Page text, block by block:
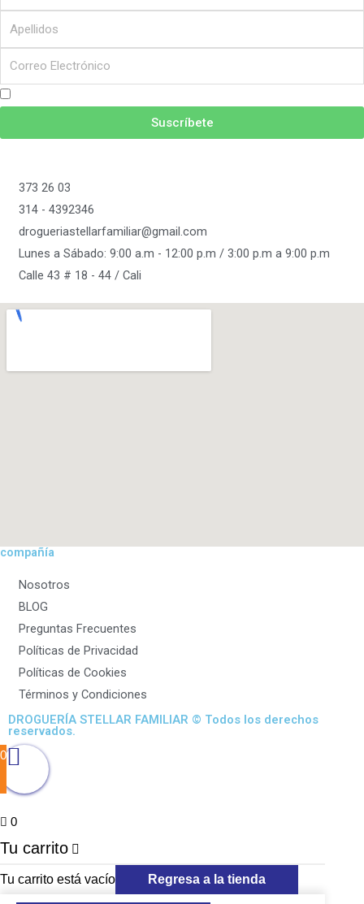
Correo
Suscríbete
373 26 03
314 - 4392346
drogueriastellarfamiliar@gmail.com
Lunes a Sábado: 9:00 a.m - 12:00 p.m / 3:00 p.m a 9:00 p.m
Calle 43 # 18 - 44 / Cali
compañía
Nosotros
BLOG
Preguntas Frecuentes
Políticas de Privacidad
Políticas de Cookies
Términos y Condiciones
DROGUERÍA STELLAR FAMILIAR © Todos los derechos
reservados.
0
0
Tu carrito
Tu carrito está vacío Regresa a la tienda